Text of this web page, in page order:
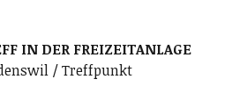
IN DER FREIZEITANLAGE
/ Treffpunkt